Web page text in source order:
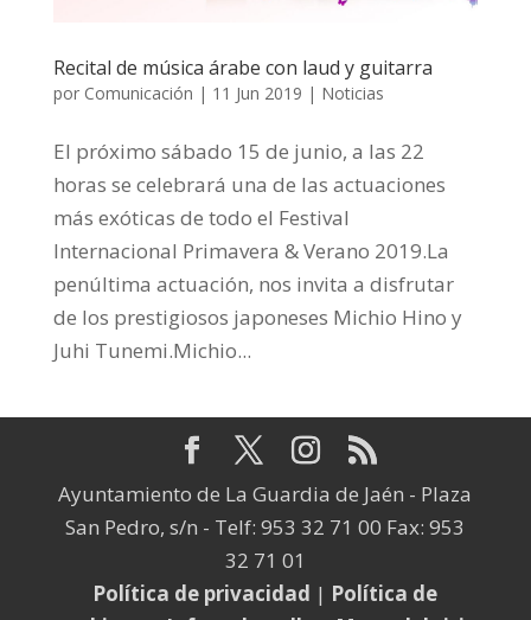
Recital de música árabe con laud y guitarra
por Comunicación | 11 Jun 2019 | Noticias
El próximo sábado 15 de junio, a las 22
horas se celebrará una de las actuaciones
más exóticas de todo el Festival
Internacional Primavera & Verano 2019.La
penúltima actuación, nos invita a disfrutar
de los prestigiosos japoneses Michio Hino y
Juhi Tunemi.Michio...
Ayuntamiento de La Guardia de Jaén - Plaza
San Pedro, s/n - Telf: 953 32 71 00 Fax: 953
32 71 01
Política de privacidad | Política de